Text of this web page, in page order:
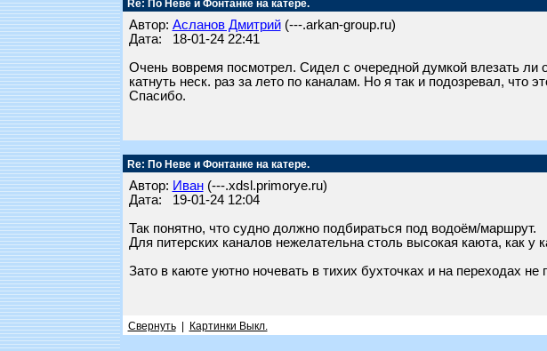
Re: По Неве и Фонтанке на катере.
Автор: Асланов Дмитрий(---.arkan-group.ru)
Дата: 18-01-24 22:41
Очень вовремя посмотрел. Сидел с очередной думкой влезать ли
катнуть неск. раз за лето по каналам. Но я так и подозревал, что
Спасибо.
Re: По Неве и Фонтанке на катере.
Автор: Иван(---.xdsl.primorye.ru)
Дата: 19-01-24 12:04
Так понятно, что судно должно подбираться под водоём/маршрут.
Для питерских каналов нежелательна столь высокая каюта, как у
Зато в каюте уютно ночевать в тихих бухточках и на переходах не
Свернуть| Картинки Выкл.